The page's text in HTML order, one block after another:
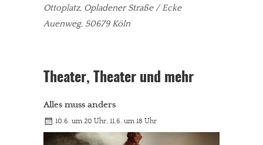
Ottoplatz, Opladener Straße / Ecke
Auenweg, 50679 Köln
Theater, Theater und mehr
Alles muss anders
10.6. um 20 Uhr, 11.6. um 18 Uhr